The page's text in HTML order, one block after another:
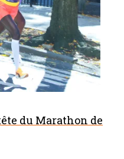
du Marathon de